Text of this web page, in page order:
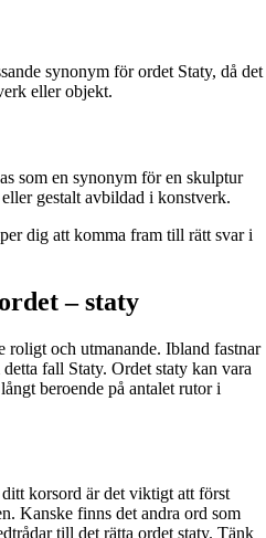
synonym för ordet Staty, då det
eller objekt.
som en synonym för en skulptur
gestalt avbildad i konstverk.
dig att komma fram till rätt svar i
– staty
roligt och utmanande. Ibland fastnar
fall Staty. Ordet staty kan vara
beroende på antalet rutor i
korsord är det viktigt att först
Kanske finns det andra ord som
till det rätta ordet staty. Tänk